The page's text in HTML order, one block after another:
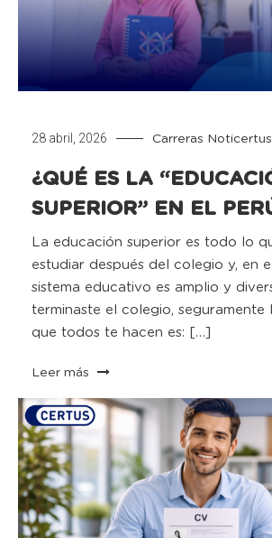
28 abril, 2026 Carreras Noticertus
¿QUÉ ES LA
SUPERIOR” EN EL
La educación superior es todo lo
estudiar después del colegio y, en
sistema educativo es amplio y
terminaste el colegio, seguramente
que todos te hacen es: […]
Leer más